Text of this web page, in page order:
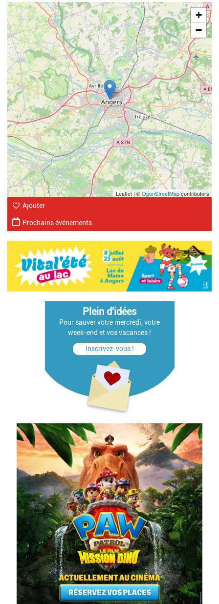
Geolocalisation
+
−
Leaflet | ©OpenStreetMapcontributors
Ajouter
Prochains événements
Plein d'idées
Pour sauver votre mercredi, votre
week-end et vos vacances !
Inscrivez-vous !